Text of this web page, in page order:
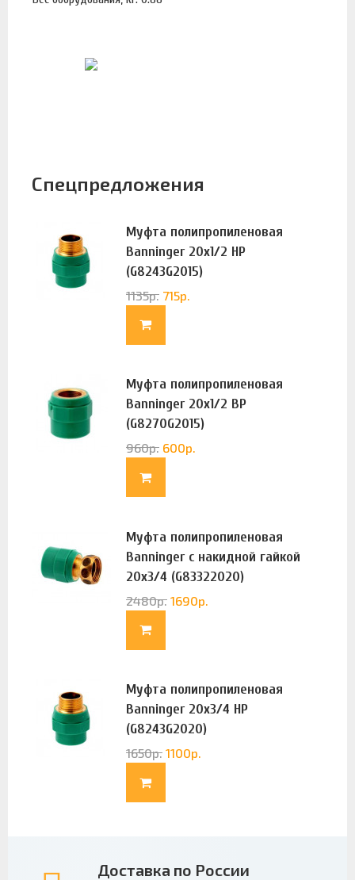
Спецпредложения
Муфта полипропиленовая
Banninger 20х1/2 НР
(G8243G2015)
1135р. 715р.
Муфта полипропиленовая
Banninger 20х1/2 ВР
(G8270G2015)
960р. 600р.
Муфта полипропиленовая
Banninger с накидной гайкой
20х3/4 (G83322020)
2480р. 1690р.
Муфта полипропиленовая
Banninger 20х3/4 НР
(G8243G2020)
1650р. 1100р.
Доставка по России